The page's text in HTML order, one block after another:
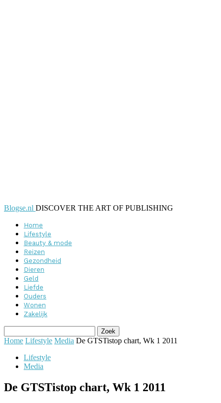
Blogse.nl DISCOVER THE ART OF PUBLISHING
Home
Lifestyle
Beauty & mode
Reizen
Gezondheid
Dieren
Geld
Liefde
Ouders
Wonen
Zakelijk
Home Lifestyle Media De GTSTistop chart, Wk 1 2011
Lifestyle
Media
De GTSTistop chart, Wk 1 2011